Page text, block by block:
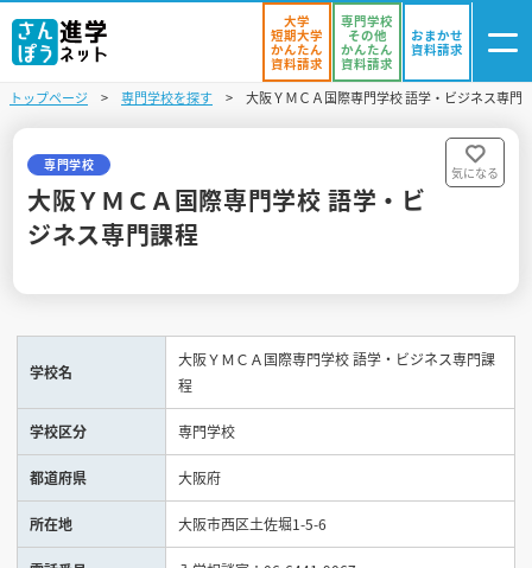
資料リスト
学校を探す
進学イベント
入試・受験入門
お役立ち情報
大学
短期大学
かんたん
資料請求
専門学校
その他
かんたん
資料請求
おまかせ
資料請求
トップページ 専門学校を探す 大阪ＹＭＣＡ国際専門学校 語学・ビジネス専門
専門学校
大阪ＹＭＣＡ国際専門学校 語学・ビ
ジネス専門課程
気になる
学校名
大阪ＹＭＣＡ国際専門学校 語学・ビジネス専門課
程
学校区分 専門学校
都道府県 大阪府
所在地 大阪市西区土佐堀1-5-6